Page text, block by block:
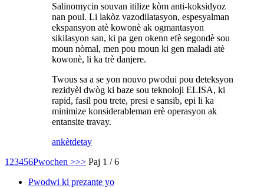
Salinomycin souvan itilize kòm anti-koksidyoz
nan poul. Li lakòz vazodilatasyon, espesyalman
ekspansyon atè kowonè ak ogmantasyon
sikilasyon san, ki pa gen okenn efè segondè sou
moun nòmal, men pou moun ki gen maladi atè
kowonè, li ka trè danjere.
Twous sa a se yon nouvo pwodui pou deteksyon
rezidyèl dwòg ki baze sou teknoloji ELISA, ki
rapid, fasil pou trete, presi e sansib, epi li ka
minimize konsiderableman erè operasyon ak
entansite travay.
ankètdetay
1 23456Pwochen >>> Paj 1 / 6
Pwodwi ki prezante yo